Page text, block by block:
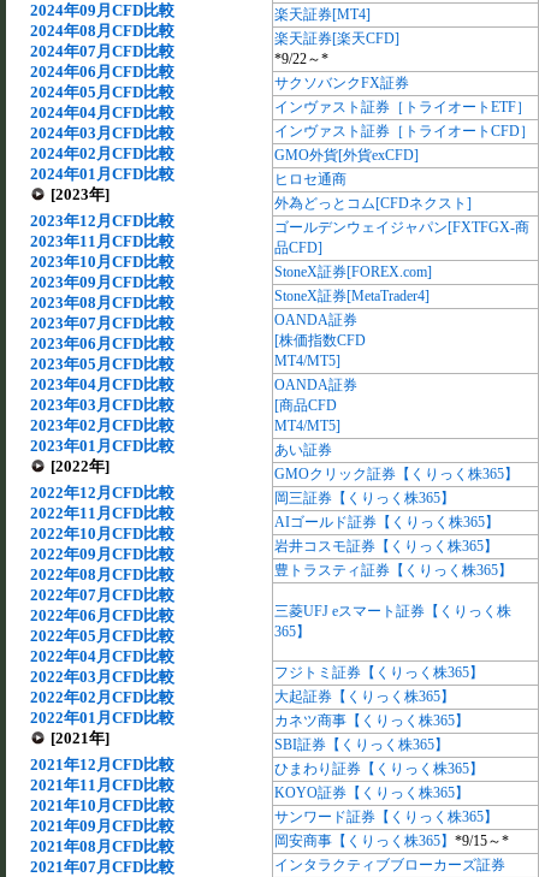
2024年09月CFD比較
2024年08月CFD比較
2024年07月CFD比較
2024年06月CFD比較
2024年05月CFD比較
2024年04月CFD比較
2024年03月CFD比較
2024年02月CFD比較
2024年01月CFD比較
[2023年]
2023年12月CFD比較
2023年11月CFD比較
2023年10月CFD比較
2023年09月CFD比較
2023年08月CFD比較
2023年07月CFD比較
2023年06月CFD比較
2023年05月CFD比較
2023年04月CFD比較
2023年03月CFD比較
2023年02月CFD比較
2023年01月CFD比較
[2022年]
2022年12月CFD比較
2022年11月CFD比較
2022年10月CFD比較
2022年09月CFD比較
2022年08月CFD比較
2022年07月CFD比較
2022年06月CFD比較
2022年05月CFD比較
2022年04月CFD比較
2022年03月CFD比較
2022年02月CFD比較
2022年01月CFD比較
[2021年]
2021年12月CFD比較
2021年11月CFD比較
2021年10月CFD比較
2021年09月CFD比較
2021年08月CFD比較
2021年07月CFD比較
楽天証券[MT4]
楽天証券[楽天CFD]
*9/22～*
サクソバンクFX証券
インヴァスト証券［トライオートETF］
インヴァスト証券［トライオートCFD］
GMO外貨[外貨exCFD]
ヒロセ通商
外為どっとコム[CFDネクスト]
ゴールデンウェイジャパン[FXTFGX-商
品CFD]
StoneX証券[FOREX.com]
StoneX証券[MetaTrader4]
OANDA証券
[株価指数CFD
MT4/MT5]
OANDA証券
[商品CFD
MT4/MT5]
あい証券
GMOクリック証券【くりっく株365】
岡三証券【くりっく株365】
AIゴールド証券【くりっく株365】
岩井コスモ証券【くりっく株365】
豊トラスティ証券【くりっく株365】
三菱UFJ eスマート証券【くりっく株
365】
フジトミ証券【くりっく株365】
大起証券【くりっく株365】
カネツ商事【くりっく株365】
SBI証券【くりっく株365】
ひまわり証券【くりっく株365】
KOYO証券【くりっく株365】
サンワード証券【くりっく株365】
岡安商事【くりっく株365】 *9/15～*
インタラクティブブローカーズ証券